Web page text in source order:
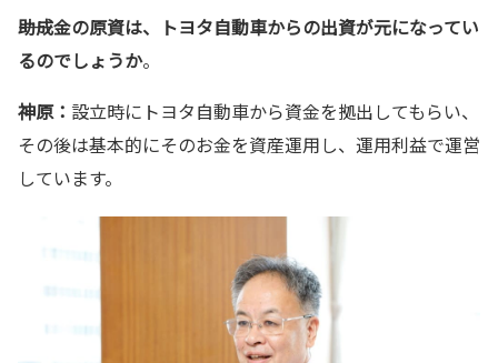
――助成金の原資は、トヨタ自動車からの出資が元になってい
るのでしょうか。
神原： 設立時にトヨタ自動車から資金を拠出してもらい、
その後は基本的にそのお金を資産運用し、運用利益で運営
しています。